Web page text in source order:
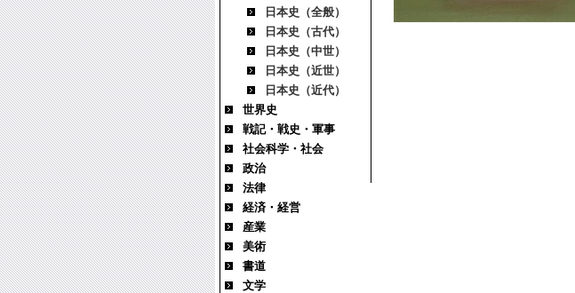
日本史（全般）
日本史（古代）
日本史（中世）
日本史（近世）
日本史（近代）
世界史
戦記・戦史・軍事
社会科学・社会
政治
法律
経済・経営
産業
美術
書道
文学